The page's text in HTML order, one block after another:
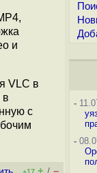
и
VLC в
в
с
+ –
-
-